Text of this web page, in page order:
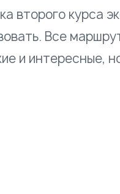
второго курса
Все
и интересные,